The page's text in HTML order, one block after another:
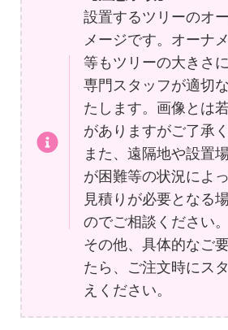
設置するツリーのオ
メージです。オーナ
等もツリーの大きさ
専門スタッフが適切
たします。画像とは
がありますがご了承く
また、遠隔地や設置
が困難等の状況によ
見積りが必要となる
のでご相談ください。
その他、具体的なご
たら、ご注文時にス
えください。